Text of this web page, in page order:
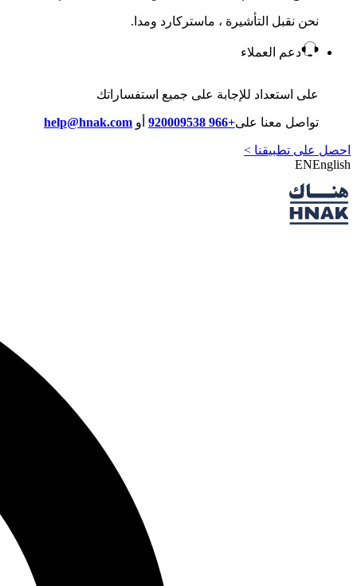
نحن نقبل التأشيرة ، ماستركارد ومدا.
دعم العملاء
على استعداد للإجابة على جميع استفساراتك
تواصل معنا على+966 920009538 أو help@hnak.com
احصل على تطبيقنا >
ENEnglish